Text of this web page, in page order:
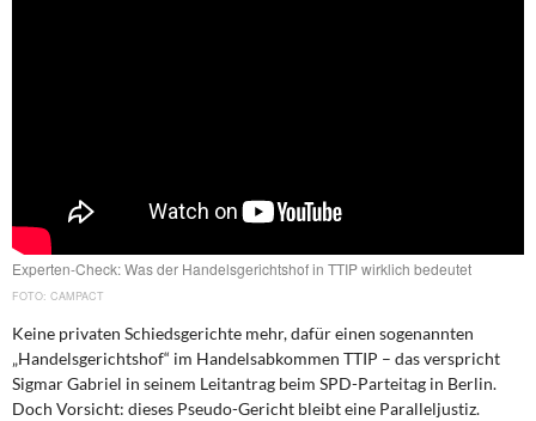
DIE LINKE
Weitere Themen
Memo-Gruppe
Institut Solidarische Moderne
Experten-Check: Was der Handelsgerichtshof in TTIP wirklich bedeutet
CAMPACT
Keine privaten Schiedsgerichte mehr, dafür einen sogenannten
„Handelsgerichtshof“ im Handelsabkommen TTIP – das verspricht
Sigmar Gabriel in seinem Leitantrag beim SPD-Parteitag in Berlin.
Doch Vorsicht: dieses Pseudo-Gericht bleibt eine Paralleljustiz.